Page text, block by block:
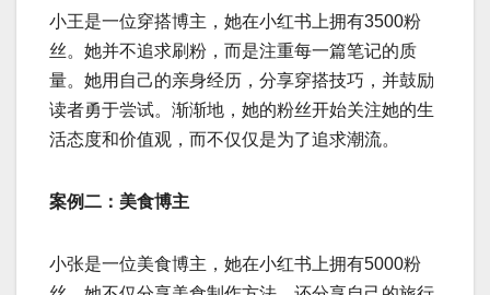
小王是一位穿搭博主，她在小红书上拥有3500粉
丝。她并不追求刷粉，而是注重每一篇笔记的质
量。她用自己的亲身经历，分享穿搭技巧，并鼓励
读者勇于尝试。渐渐地，她的粉丝开始关注她的生
活态度和价值观，而不仅仅是为了追求潮流。
案例二：美食博主
小张是一位美食博主，她在小红书上拥有5000粉